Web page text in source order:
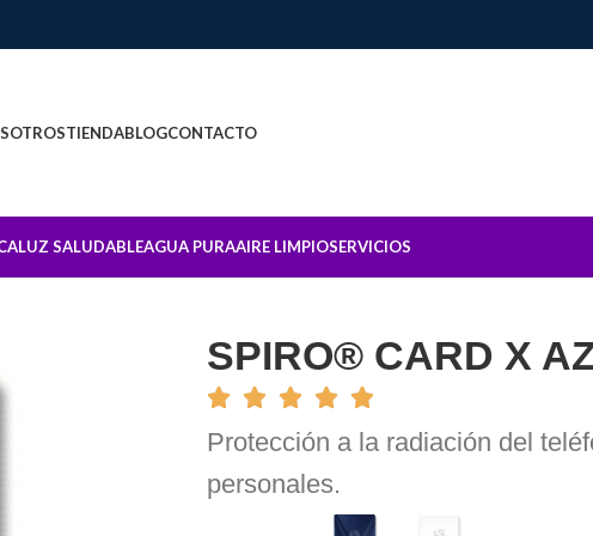
TIENDABLOGCONTACTO
LUZ SALUDABLEAGUA PURAAIRE LIMPIOSERVICIOS
SPIRO® CARD X
Protección a la radiación del
personales.